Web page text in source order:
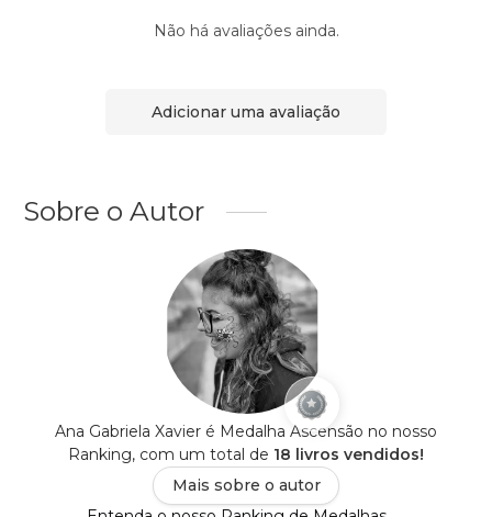
Não há avaliações ainda.
Adicionar uma avaliação
Sobre o Autor
Ana Gabriela Xavier é Medalha Ascensão no nosso
Ranking, com um total de 18 livros vendidos!
Mais sobre o autor